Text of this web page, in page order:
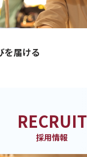
を届ける
RECRUIT
採用情報